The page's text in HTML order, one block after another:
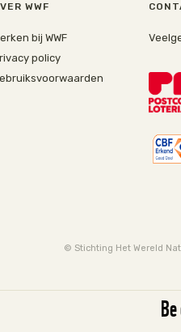
WWF
bij WWF
policy
© Stichting Het Wereld